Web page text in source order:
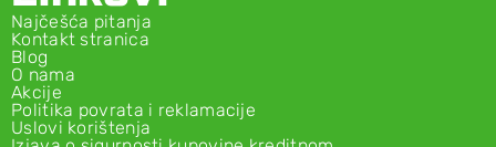
Najčešća pitanja
Kontakt stranica
Blog
O nama
Akcije
Politika povrata i reklamacije
Uslovi korištenja